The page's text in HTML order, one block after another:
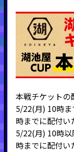
本戦チケットの
5/22(月) 10時
時までに配付い
5/22(月) 10時
時までに配付い